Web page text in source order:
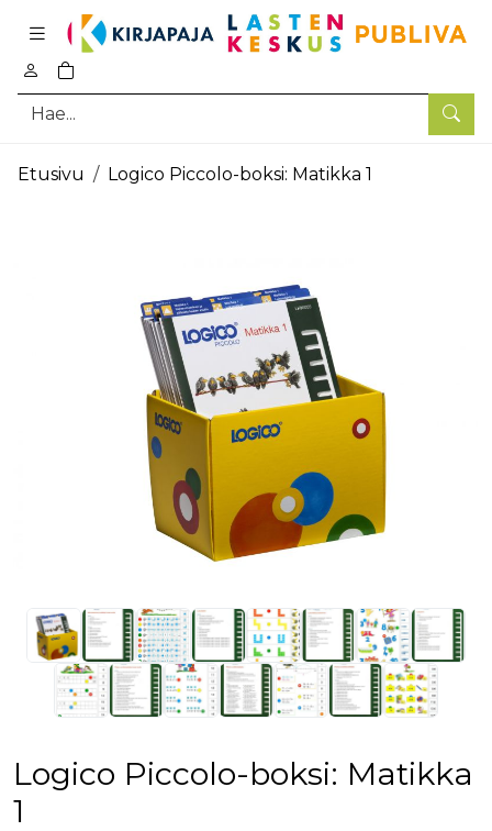
Hae
0
tuotetta ostoskorissa
Pääsisältö
Etusivu Logico Piccolo-boksi: Matikka 1
Logico Piccolo-boksi: Matikka
1